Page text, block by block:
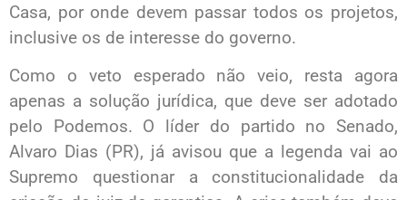
Casa, por onde devem passar todos os projetos,
inclusive os de interesse do governo.
Como o veto esperado não veio, resta agora
apenas a solução jurídica, que deve ser adotado
pelo Podemos. O líder do partido no Senado,
Alvaro Dias (PR), já avisou que a legenda vai ao
Supremo questionar a constitucionalidade da